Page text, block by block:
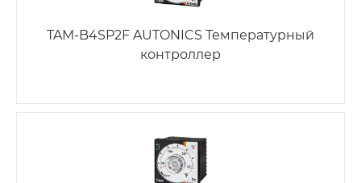
TAM-B4SP2F AUTONICS Температурный
контроллер